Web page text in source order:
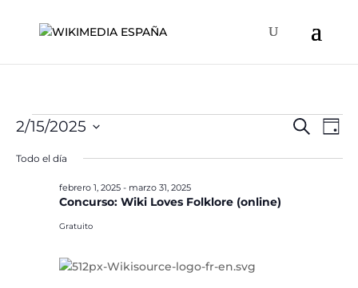
Eventos
en
2025
Buscar
de
Día
2/15/2025
la
Todo el día
Concurso: Wiki Loves Folklore (online)
febrero 1, 2025- marzo 31, 2025
Gratuito